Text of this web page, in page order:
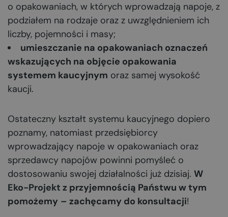
o opakowaniach, w których wprowadzają napoje, z
podziałem na rodzaje oraz z uwzględnieniem ich
liczby, pojemności i masy;
umieszczanie na opakowaniach oznaczeń
wskazujących na objęcie opakowania
systemem kaucyjnym oraz samej wysokość
kaucji.
Ostateczny kształt systemu kaucyjnego dopiero
poznamy, natomiast przedsiębiorcy
wprowadzający napoje w opakowaniach oraz
sprzedawcy napojów powinni pomyśleć o
dostosowaniu swojej działalności już dzisiaj. W
Eko-Projekt z przyjemnością Państwu w tym
pomożemy – zachęcamy do konsultacji!